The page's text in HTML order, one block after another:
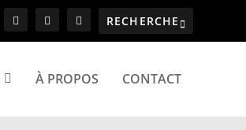
À PROPOS CONTACT